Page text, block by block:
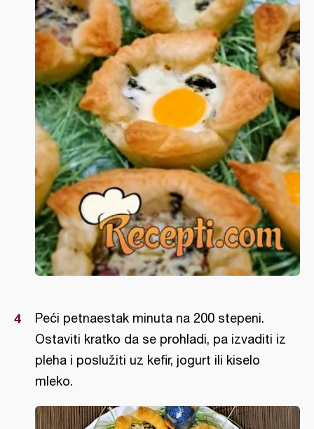
Peći petnaestak minuta na 200 stepeni.
Ostaviti kratko da se prohladi, pa izvaditi iz
pleha i poslužiti uz kefir, jogurt ili kiselo
mleko.